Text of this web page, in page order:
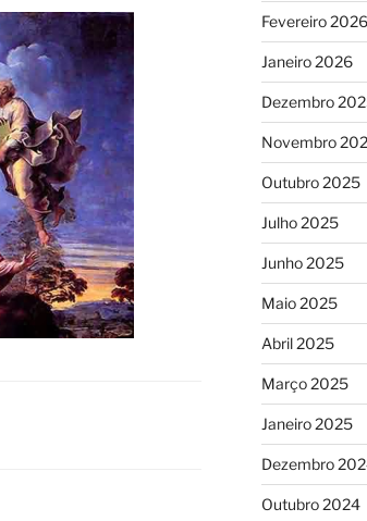
Fevereiro 2026
Janeiro 2026
Dezembro
Novembro
Outubro 2025
Julho 2025
Junho 2025
Maio 2025
Abril 2025
Março 2025
Janeiro 2025
Dezembro
Outubro 2024